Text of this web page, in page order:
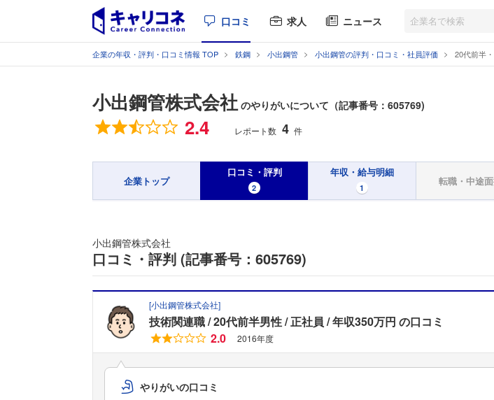
口コミ 求人 ニュース
企業の年収・評判・口コミ情報 TOP 鉄鋼 小出鋼管 小出鋼管の評判・口コミ・社員評価 20代前半
小出鋼管株式会社 のやりがいについて（記事番号：605769)
総合評価
2.4 レポート数 4 件
企業トップ
口コミ・評判
2
年収・給与明細
1
転職・中途
小出鋼管株式会社
口コミ・評判 (記事番号：605769)
[小出鋼管株式会社]
技術関連職 20代前半男性 正社員 年収350万円 の口コミ
2.0
2016年度
やりがいの口コミ